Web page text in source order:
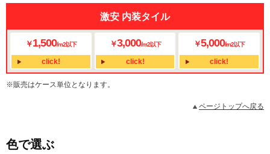
激安 内装タイル
￥1,500/m2以下
click!
￥3,000/m2以下
click!
￥5,000/m2以下
click!
※販売はケース単位となります。
ページトップへ戻る
色で選ぶ